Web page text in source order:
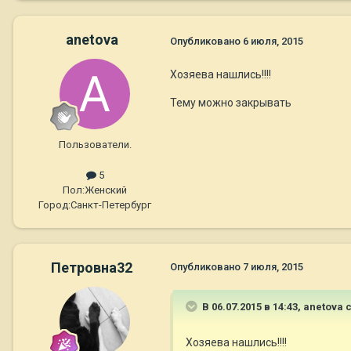
anetova
Пользователи.
5
Пол:Женский
Город:Санкт-Петербург
Опубликовано 6 июля, 2015
Хозяева нашлись!!!!
Тему можно закрывать
Петровна32 Опубликовано 7 июля, 2015
В 06.07.2015 в 14:43, anetova
Хозяева нашлись!!!!